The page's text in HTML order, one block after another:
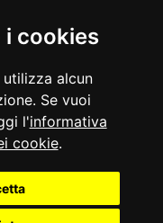
i cookies
alcun
Se vuoi
l'informativa
cookie.
feedback